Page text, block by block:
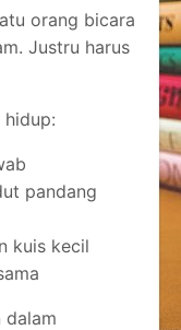
orang bicara
Justru harus
pandang
kuis kecil
dalam